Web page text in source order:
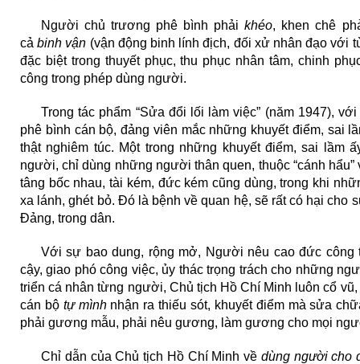
Người chủ trương phê bình phải khéo, khen chê
cảbinh vận (vận động binh lính địch, đối xử nhân đạo với
đặc biệt trong thuyết phục, thu phục nhân tâm, chinh
công trong phép dùng người.
Trong tác phẩm “Sửa đổi lối làm việc” (năm 1947),
phê bình cán bộ, đảng viên mắc những khuyết điểm, sai
thật nghiêm túc. Một trong những khuyết điểm, sai lầm
người, chỉ dùng những người thân quen, thuộc “cánh
tâng bốc nhau, tài kém, đức kém cũng dùng, trong khi
xa lánh, ghét bỏ. Đó là bệnh về quan hệ, sẽ rất có hại cho
Đảng, trong dân.
Với sự bao dung, rộng mở, Người nêu cao đức công
cậy, giao phó công việc, ủy thác trọng trách cho những
triển cá nhân từng người, Chủ tịch Hồ Chí Minh luôn cổ
cán bộtự mìnhnhận ra thiếu sót, khuyết điểm mà sửa
phải gương mẫu, phải nêu gương, làm gương cho mọi
Chỉ dẫn của Chủ tịch Hồ Chí Minh về dùng người cho